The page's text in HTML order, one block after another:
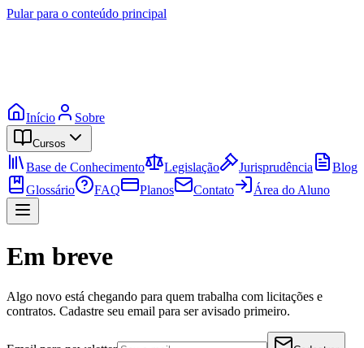
Pular para o conteúdo principal
Início Sobre
Cursos
Base de Conhecimento Legislação Jurisprudência
Blog
Glossário
FAQ Planos Contato Área do Aluno
Em breve
Algo novo está chegando para quem trabalha com licitações e
contratos. Cadastre seu email para ser avisado primeiro.